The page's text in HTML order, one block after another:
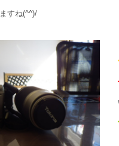
すね(^^)/